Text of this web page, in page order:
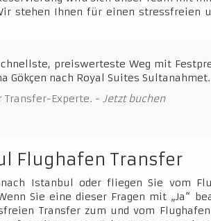
stehen Ihnen für einen stressfreien
preiswerteste Weg mit
Gökçen nach Royal Suites Sultanahmet.
Transfer-Experte. - Jetzt buchen
Flughafen Transfer
Istanbul oder fliegen Sie vom
Sie eine dieser Fragen mit „Ja“
Transfer zum und vom